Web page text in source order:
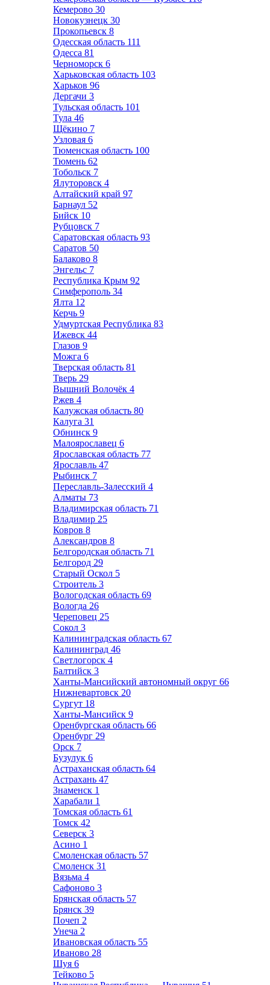
Кемерово 30
Новокузнецк 30
Прокопьевск 8
Одесская область 111
Одесса 81
Черноморск 6
Харьковская область 103
Харьков 96
Дергачи 3
Тульская область 101
Тула 46
Щёкино 7
Узловая 6
Тюменская область 100
Тюмень 62
Тобольск 7
Ялуторовск 4
Алтайский край 97
Барнаул 52
Бийск 10
Рубцовск 7
Саратовская область 93
Саратов 50
Балаково 8
Энгельс 7
Республика Крым 92
Симферополь 34
Ялта 12
Керчь 9
Удмуртская Республика 83
Ижевск 44
Глазов 9
Можга 6
Тверская область 81
Тверь 29
Вышний Волочёк 4
Ржев 4
Калужская область 80
Калуга 31
Обнинск 9
Малоярославец 6
Ярославская область 77
Ярославль 47
Рыбинск 7
Переславль-Залесский 4
Алматы 73
Владимирская область 71
Владимир 25
Ковров 8
Александров 8
Белгородская область 71
Белгород 29
Старый Оскол 5
Строитель 3
Вологодская область 69
Вологда 26
Череповец 25
Сокол 3
Калининградская область 67
Калининград 46
Светлогорск 4
Балтийск 3
Ханты-Мансийский автономный округ 66
Нижневартовск 20
Сургут 18
Ханты-Мансийск 9
Оренбургская область 66
Оренбург 29
Орск 7
Бузулук 6
Астраханская область 64
Астрахань 47
Знаменск 1
Харабали 1
Томская область 61
Томск 42
Северск 3
Асино 1
Смоленская область 57
Смоленск 31
Вязьма 4
Сафоново 3
Брянская область 57
Брянск 39
Почеп 2
Унеча 2
Ивановская область 55
Иваново 28
Шуя 6
Тейково 5